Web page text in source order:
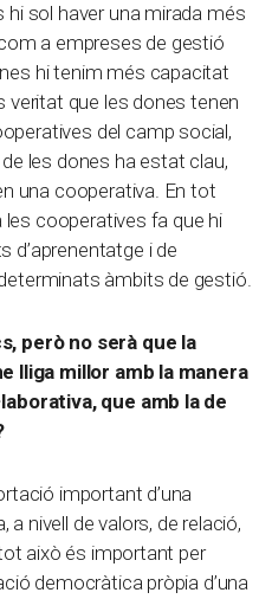
sol haver una mirada més
a empreses de gestió
hi tenim més capacitat
veritat que les dones tenen
del camp social,
les dones ha estat clau,
una cooperativa. En tot
les cooperatives fa que hi
d’aprenentatge i de
àmbits de gestió.
però no serà que la
lliga millor amb la manera
que amb la de
important d’una
nivell de valors, de relació,
això és important per
democràtica pròpia d’una